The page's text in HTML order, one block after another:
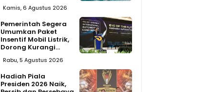
Kamis, 6 Agustus 2026
Pemerintah Segera
Umumkan Paket
Insentif Mobil Listrik,
Dorong Kurangi...
Rabu, 5 Agustus 2026
Hadiah Piala
Presiden 2026 Naik,